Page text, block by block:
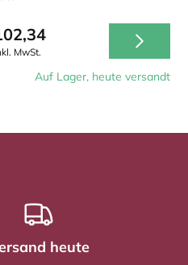
20 kg
MwSt.
Auf Lager, heute versandt
heute